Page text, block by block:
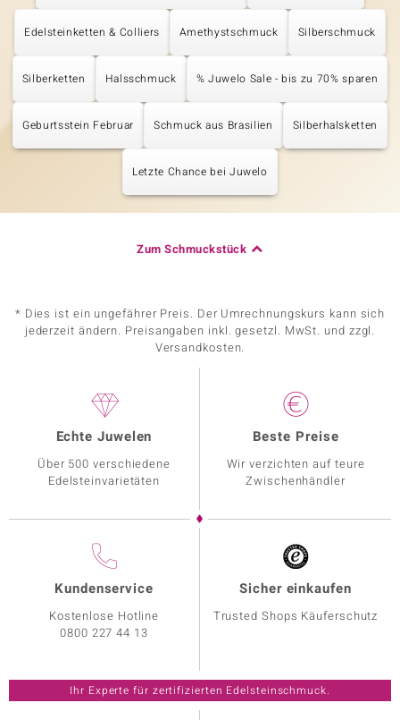
Edelsteinketten & Colliers Amethystschmuck Silberschmuck
Silberketten Halsschmuck % Juwelo Sale - bis zu 70% sparen
Geburtsstein Februar Schmuck aus Brasilien Silberhalsketten
Letzte Chance bei Juwelo
Zum Schmuckstück
* Dies ist ein ungefährer Preis. Der Umrechnungskurs kann sich
jederzeit ändern. Preisangaben inkl. gesetzl. MwSt. und zzgl.
Versandkosten.
Echte Juwelen
Über 500 verschiedene
Edelsteinvarietäten
Beste Preise
Wir verzichten auf teure
Zwischenhändler
Kundenservice
Kostenlose Hotline
0800 227 44 13
Sicher einkaufen
Trusted Shops Käuferschutz
Ihr Experte für zertifizierten Edelsteinschmuck.